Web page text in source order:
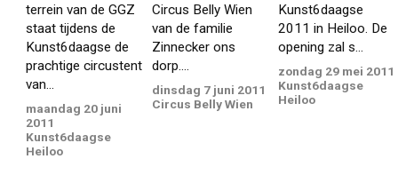
terrein van de GGZ
staat tijdens de
Kunst6daagse de
prachtige circustent
van...
maandag 20 juni
2011
Kunst6daagse
Heiloo
Circus Belly Wien
van de familie
Zinnecker ons
dorp....
dinsdag 7 juni 2011
Circus Belly Wien
Kunst6daagse
2011 in Heiloo. De
opening zal s...
zondag 29 mei 2011
Kunst6daagse
Heiloo